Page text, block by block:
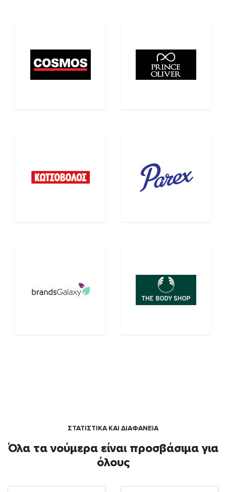
ΣΤΑΤΙΣΤΙΚΑ ΚΑΙ ΔΙΑΦΑΝΕΙΑ
Όλα τα νούμερα είναι προσβάσιμα για
όλους